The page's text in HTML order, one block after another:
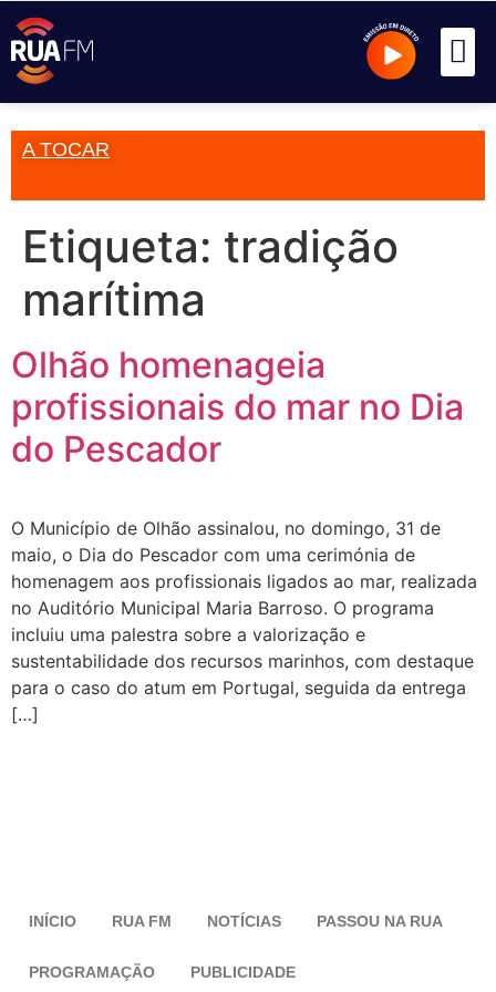
A TOCAR
Etiqueta: tradição
marítima
Olhão homenageia
profissionais do mar no Dia
do Pescador
O Município de Olhão assinalou, no domingo, 31 de
maio, o Dia do Pescador com uma cerimónia de
homenagem aos profissionais ligados ao mar, realizada
no Auditório Municipal Maria Barroso. O programa
incluiu uma palestra sobre a valorização e
sustentabilidade dos recursos marinhos, com destaque
para o caso do atum em Portugal, seguida da entrega
[…]
INÍCIO RUA FM NOTÍCIAS PASSOU NA RUA
PROGRAMAÇÃO PUBLICIDADE